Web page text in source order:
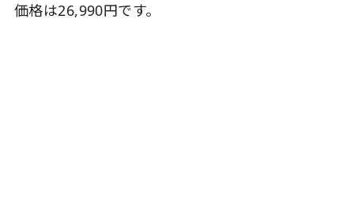
価格は26,990円です。